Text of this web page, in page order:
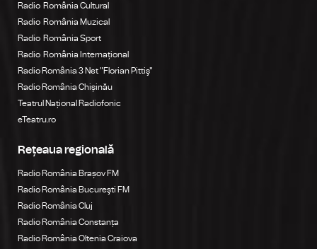
Radio România Cultural
Radio România Muzical
Radio România Sport
Radio România Internațional
Radio România 3 Net "Florian Pittiş"
Radio România Chișinău
Teatrul Național Radiofonic
eTeatru.ro
Rețeaua regională
Radio România Brașov FM
Radio România Bucureşti FM
Radio România Cluj
Radio România Constanța
Radio România Oltenia Craiova